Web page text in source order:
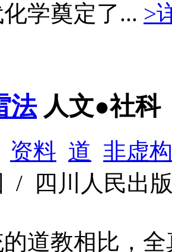
学奠定了... >
法 人文●社科
资料 道 非虚
/ 四川人民出
道教相比，